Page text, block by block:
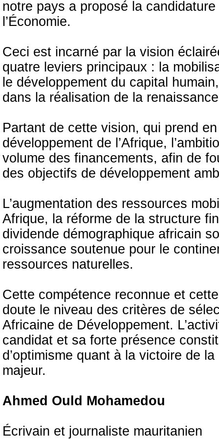
notre pays a proposé la
l’Économie.
Ceci est incarné par la vision
quatre leviers principaux : la
le développement du capital
dans la réalisation de la
Partant de cette vision, qui prend
développement de l’Afrique,
volume des financements, afin de
des objectifs de développement
L’augmentation des ressources
Afrique, la réforme de la structure
dividende démographique africain
croissance soutenue pour le
ressources naturelles.
Cette compétence reconnue et
doute le niveau des critères de
Africaine de Développement.
candidat et sa forte présence
d’optimisme quant à la victoire de
majeur.
Ahmed Ould Mohamedou
Écrivain et journaliste mauritanien